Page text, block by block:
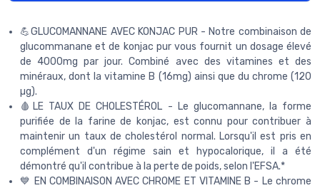
💪GLUCOMANNANE AVEC KONJAC PUR - Notre combinaison de
glucommanane et de konjac pur vous fournit un dosage élevé
de 4000mg par jour. Combiné avec des vitamines et des
minéraux, dont la vitamine B (16mg) ainsi que du chrome (120
µg).
🩸LE TAUX DE CHOLESTÉROL - Le glucomannane, la forme
purifiée de la farine de konjac, est connu pour contribuer à
maintenir un taux de cholestérol normal. Lorsqu'il est pris en
complément d'un régime sain et hypocalorique, il a été
démontré qu'il contribue à la perte de poids, selon l'EFSA.*
💙 EN COMBINAISON AVEC CHROME ET VITAMINE B - Le chrome